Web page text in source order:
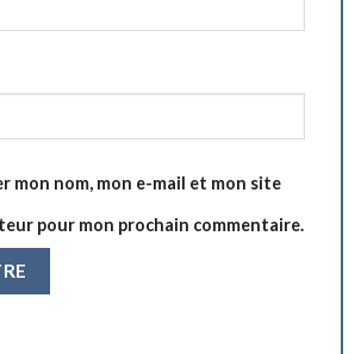
mon nom, mon e-mail et mon site
pour mon prochain commentaire.